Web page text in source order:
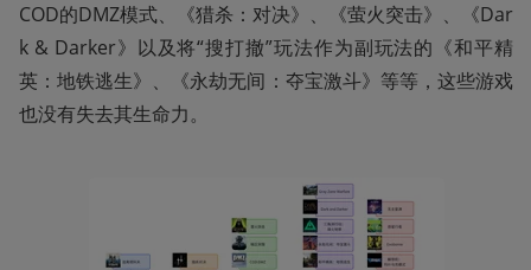
COD的DMZ模式、《猎杀：对决》、《萤火突击》、《Dar
k & Darker》以及将“搜打撤”玩法作为副玩法的《和平精
英：地铁逃生》、《永劫无间：夺宝激斗》等等，这些游戏
也没有失去其生命力。